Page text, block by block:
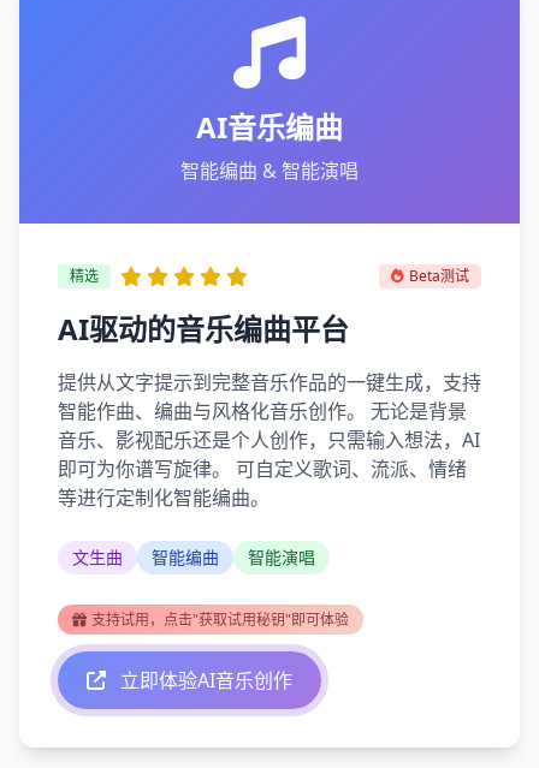
AI音乐编曲
智能编曲 & 智能演唱
精选 Beta测试
AI驱动的音乐编曲平台
提供从文字提示到完整音乐作品的一键生成，支持
智能作曲、编曲与风格化音乐创作。 无论是背景
音乐、影视配乐还是个人创作，只需输入想法，AI
即可为你谱写旋律。 可自定义歌词、流派、情绪
等进行定制化智能编曲。
文生曲 智能编曲 智能演唱
支持试用，点击"获取试用秘钥"即可体验
立即体验AI音乐创作